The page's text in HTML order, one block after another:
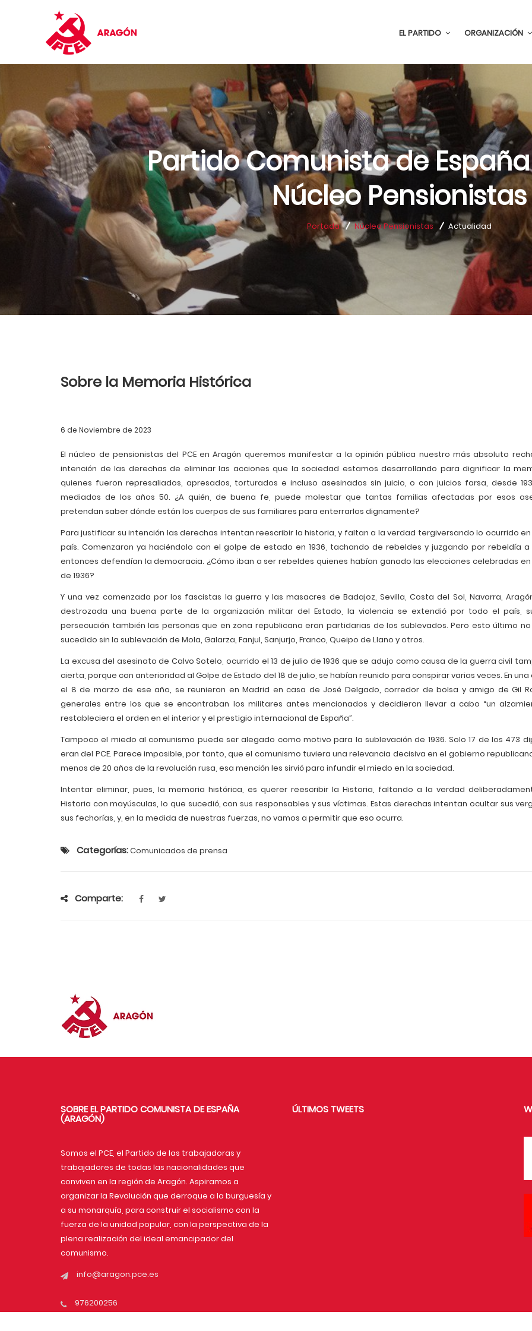
EL PARTIDO ORGANIZACIÓN
Partido Comunista de
Núcleo Pensionistas
Portada Núcleo Pensionistas Actualidad
Sobre la Memoria Histórica
6 de Noviembre de 2023
El núcleo de pensionistas del PCE en Aragón queremos manifestar a la opinión pública nuestro más absoluto
intención de las derechas de eliminar las acciones que la sociedad estamos desarrollando para dignificar la
quienes fueron represaliados, apresados, torturados e incluso asesinados sin juicio, o con juicios farsa, desde
mediados de los años 50. ¿A quién, de buena fe, puede molestar que tantas familias afectadas por esos
pretendan saber dónde están los cuerpos de sus familiares para enterrarlos dignamente?
Para justificar su intención las derechas intentan reescribir la historia, y faltan a la verdad tergiversando lo ocurrido
país. Comenzaron ya haciéndolo con el golpe de estado en 1936, tachando de rebeldes y juzgando por rebeldía a
entonces defendían la democracia. ¿Cómo iban a ser rebeldes quienes habían ganado las elecciones celebradas
de 1936?
Y una vez comenzada por los fascistas la guerra y las masacres de Badajoz, Sevilla, Costa del Sol, Navarra,
destrozada una buena parte de la organización militar del Estado, la violencia se extendió por todo el país,
persecución también las personas que en zona republicana eran partidarias de los sublevados. Pero esto último
sucedido sin la sublevación de Mola, Galarza, Fanjul, Sanjurjo, Franco, Queipo de Llano y otros.
La excusa del asesinato de Calvo Sotelo, ocurrido el 13 de julio de 1936 que se adujo como causa de la guerra civil
cierta, porque con anterioridad al Golpe de Estado del 18 de julio, se habían reunido para conspirar varias veces. En una
el 8 de marzo de ese año, se reunieron en Madrid en casa de José Delgado, corredor de bolsa y amigo de Gil
generales entre los que se encontraban los militares antes mencionados y decidieron llevar a cabo “un
restableciera el orden en el interior y el prestigio internacional de España”.
Tampoco el miedo al comunismo puede ser alegado como motivo para la sublevación de 1936. Solo 17 de los 473
eran del PCE. Parece imposible, por tanto, que el comunismo tuviera una relevancia decisiva en el gobierno
menos de 20 años de la revolución rusa, esa mención les sirvió para infundir el miedo en la sociedad.
Intentar eliminar, pues, la memoria histórica, es querer reescribir la Historia, faltando a la verdad
Historia con mayúsculas, lo que sucedió, con sus responsables y sus víctimas. Estas derechas intentan ocultar sus
sus fechorías, y, en la medida de nuestras fuerzas, no vamos a permitir que eso ocurra.
Categorías:Comunicados de prensa
Comparte:
SOBRE EL PARTIDO COMUNISTA DE ESPAÑA
(ARAGÓN)
Somos el PCE, el Partido de las trabajadoras y
trabajadores de todas las nacionalidades que
conviven en la región de Aragón. Aspiramos a
organizar la Revolución que derroque a la burguesía y
a su monarquía, para construir el socialismo con la
fuerza de la unidad popular, con la perspectiva de la
plena realización del ideal emancipador del
comunismo.
info@aragon.pce.es
976200256
ÚLTIMOS TWEETS